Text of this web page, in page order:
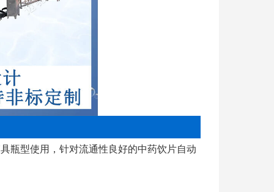
瓶型使用，针对流通性良好的中药饮片自动